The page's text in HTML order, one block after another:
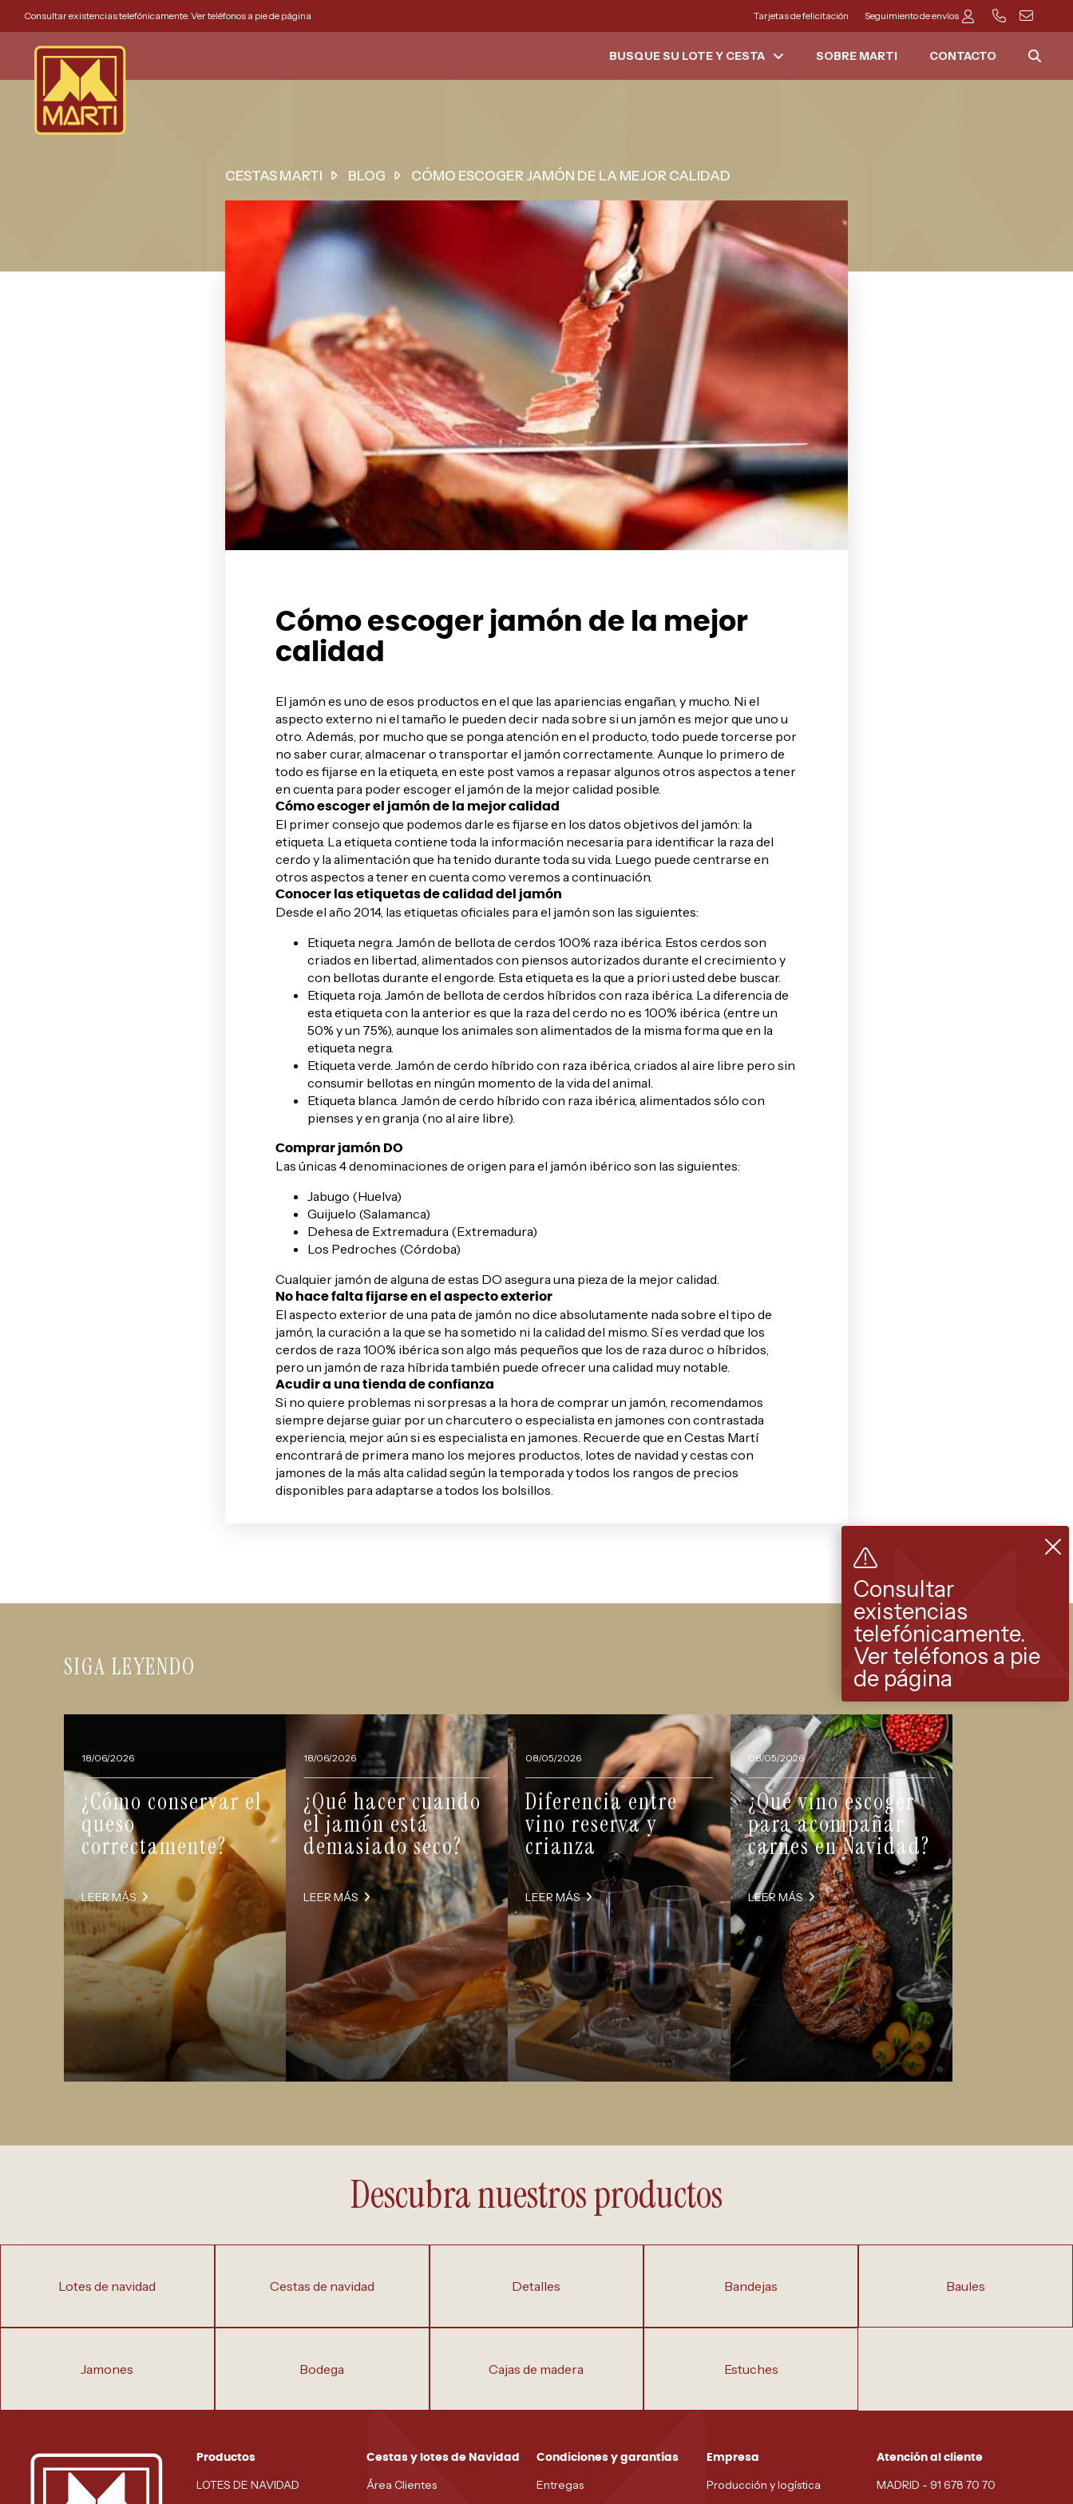
Consultar existencias telefónicamente. Ver teléfonos a pie de página Tarjetas de felicitación Seguimiento de envíos
BUSQUE SU LOTE Y CESTA SOBRE MARTI CONTACTO
CESTAS MARTI BLOG CÓMO ESCOGER JAMÓN DE LA MEJOR CALIDAD
Cómo escoger jamón de la mejor
calidad
El jamón es uno de esos productos en el que las apariencias engañan, y mucho. Ni el
aspecto externo ni el tamaño le pueden decir nada sobre si un jamón es mejor que uno u
otro. Además, por mucho que se ponga atención en el producto, todo puede torcerse por
no saber curar, almacenar o transportar el jamón correctamente. Aunque lo primero de
todo es fijarse en la etiqueta, en este post vamos a repasar algunos otros aspectos a tener
en cuenta para poder escoger el jamón de la mejor calidad posible.
Cómo escoger el jamón de la mejor calidad
El primer consejo que podemos darle es fijarse en los datos objetivos del jamón: la
etiqueta. La etiqueta contiene toda la información necesaria para identificar la raza del
cerdo y la alimentación que ha tenido durante toda su vida. Luego puede centrarse en
otros aspectos a tener en cuenta como veremos a continuación.
Conocer las etiquetas de calidad del jamón
Desde el año 2014, las etiquetas oficiales para el jamón son las siguientes:
Etiqueta negra. Jamón de bellota de cerdos 100% raza ibérica. Estos cerdos son
criados en libertad, alimentados con piensos autorizados durante el crecimiento y
con bellotas durante el engorde. Esta etiqueta es la que a priori usted debe buscar.
Etiqueta roja. Jamón de bellota de cerdos híbridos con raza ibérica. La diferencia de
esta etiqueta con la anterior es que la raza del cerdo no es 100% ibérica (entre un
50% y un 75%), aunque los animales son alimentados de la misma forma que en la
etiqueta negra.
Etiqueta verde. Jamón de cerdo híbrido con raza ibérica, criados al aire libre pero sin
consumir bellotas en ningún momento de la vida del animal.
Etiqueta blanca. Jamón de cerdo híbrido con raza ibérica, alimentados sólo con
pienses y en granja (no al aire libre).
Comprar jamón DO
Las únicas 4 denominaciones de origen para el jamón ibérico son las siguientes:
Jabugo (Huelva)
Guijuelo (Salamanca)
Dehesa de Extremadura (Extremadura)
Los Pedroches (Córdoba)
Cualquier jamón de alguna de estas DO asegura una pieza de la mejor calidad.
No hace falta fijarse en el aspecto exterior
El aspecto exterior de una pata de jamón no dice absolutamente nada sobre el tipo de
jamón, la curación a la que se ha sometido ni la calidad del mismo. Sí es verdad que los
cerdos de raza 100% ibérica son algo más pequeños que los de raza duroc o híbridos,
pero un jamón de raza híbrida también puede ofrecer una calidad muy notable.
Acudir a una tienda de confianza
Si no quiere problemas ni sorpresas a la hora de comprar un jamón, recomendamos
siempre dejarse guiar por un charcutero o especialista en jamones con contrastada
experiencia, mejor aún si es especialista en jamones. Recuerde que en Cestas Martí
encontrará de primera mano los mejores productos, lotes de navidad y cestas con
jamones de la más alta calidad según la temporada y todos los rangos de precios
disponibles para adaptarse a todos los bolsillos.
SIGA LEYENDO
18/06/2026
¿Cómo conservar el
queso
correctamente?
LEER MÁS
18/06/2026
¿Qué hacer cuando
el jamón está
demasiado seco?
LEER MÁS
08/05/2026
Diferencia entre
vino reserva y
crianza
LEER MÁS
08/05/2026
¿Qué vino escoger
para acompañar
carnes en Navidad?
LEER MÁS
Descubra nuestros productos
lotes de navidad cestas de navidad detalles bandejas baules
jamones bodega cajas de madera estuches
Productos
LOTES DE NAVIDAD
Cestas y lotes de Navidad
Área Clientes
Condiciones y garantías
Entregas
Empresa
Producción y logística
Atención al cliente
MADRID - 91 678 70 70
Consultar
existencias
telefónicamente.
Ver teléfonos a pie
de página